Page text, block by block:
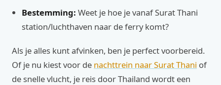
Bestemming: Weet je hoe je vanaf Surat Thani
station/luchthaven naar de ferry komt?
Als je alles kunt afvinken, ben je perfect voorbereid.
Of je nu kiest voor de nachttrein naar Surat Thani of
de snelle vlucht, je reis door Thailand wordt een